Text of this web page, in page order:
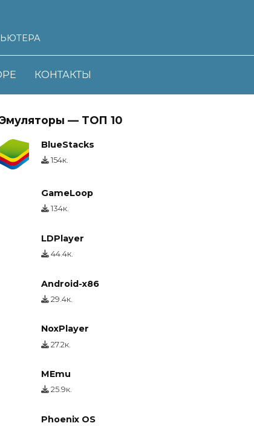
КОНТАКТЫ
— ТОП 10
BlueStacks
154к.
GameLoop
134к.
LDPlayer
44.4к.
Android-x86
29.4к.
NoxPlayer
27.2к.
MEmu
25.9к.
Phoenix OS